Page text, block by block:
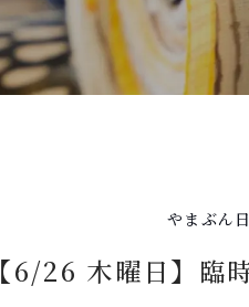
やまぶん
【6/26 木曜日】臨